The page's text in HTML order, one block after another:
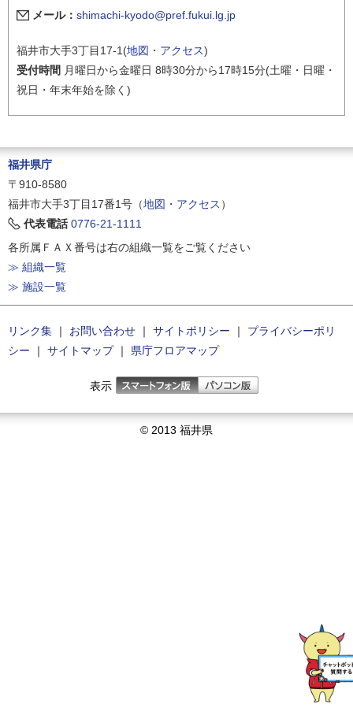
メール： shimachi-kyodo@pref.fukui.lg.jp
福井市大手3丁目17-1(地図・アクセス)
受付時間 月曜日から金曜日 8時30分から17時15分(土曜・日曜・
祝日・年末年始を除く)
福井県庁
〒910-8580
福井市大手3丁目17番1号（地図・アクセス ）
代表電話 0776-21-1111
各所属ＦＡＸ番号は右の組織一覧をご覧ください
≫ 組織一覧
≫ 施設一覧
リンク集 ｜ お問い合わせ ｜ サイトポリシー ｜
プライバシーポリ
シー ｜ サイトマップ｜ 県庁フロアマップ
表示
© 2013 福井県